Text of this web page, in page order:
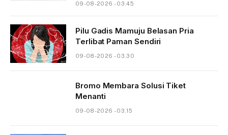
09-08-2026 - 03.45
Pilu Gadis Mamuju Belasan Pria
Terlibat Paman Sendiri
09-08-2026 - 03.30
Bromo Membara Solusi Tiket
Menanti
09-08-2026 - 03.15